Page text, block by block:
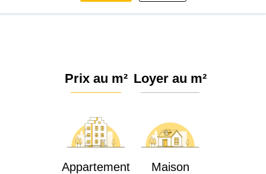
Prix au m²
Appartement
Loyer au m²
Maison